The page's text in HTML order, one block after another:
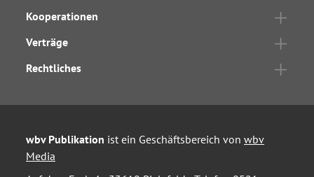
Kooperationen
Verträge
Rechtliches
wbv Publikation ist ein Geschäftsbereich von wbv
Media